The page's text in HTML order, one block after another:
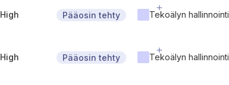
High Pääosin tehty Tekoälyn hallinnointi
High Pääosin tehty Tekoälyn hallinnointi